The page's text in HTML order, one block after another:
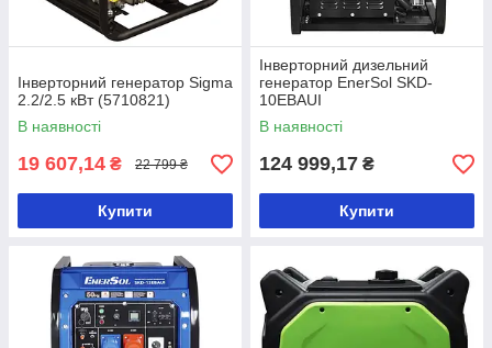
Інверторний генератор Sigma
2.2/2.5 кВт (5710821)
В наявності
19 607,14 ₴ 22 799 ₴
Купити
Інверторний дизельний
генератор EnerSol SKD-
10EBAUI
В наявності
124 999,17 ₴
Купити